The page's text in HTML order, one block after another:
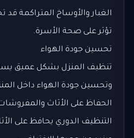
الغبار والأوساخ المتراكمة قد
تؤثر على صحة الأسرة.
تحسين جودة الهواء
تنظيف المنزل بشكل عميق يساعد
وتحسين جودة الهواء داخل المنزل.
الحفاظ على الأثاث والمفروشات
التنظيف الدوري يحافظ على الأثاث